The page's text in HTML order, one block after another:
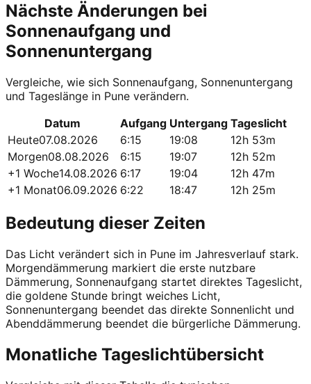
Nächste Änderungen bei
Sonnenaufgang und
Sonnenuntergang
Vergleiche, wie sich Sonnenaufgang, Sonnenuntergang
und Tageslänge in Pune verändern.
Datum
Aufgang Untergang Tageslicht
Heute07.08.2026 6:15 19:08
12h 53m
Morgen08.08.2026 6:15 19:07
12h 52m
+1 Woche14.08.2026 6:17 19:04
12h 47m
+1 Monat06.09.2026 6:22 18:47 12h 25m
Bedeutung dieser Zeiten
Das Licht verändert sich in Pune im Jahresverlauf stark.
Morgendämmerung markiert die erste nutzbare
Dämmerung, Sonnenaufgang startet direktes Tageslicht,
die goldene Stunde bringt weiches Licht,
Sonnenuntergang beendet das direkte Sonnenlicht und
Abenddämmerung beendet die bürgerliche Dämmerung.
Monatliche Tageslichtübersicht